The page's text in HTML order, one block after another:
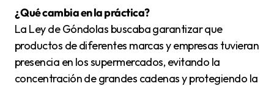
¿Qué cambia en la práctica?
La Ley de Góndolas buscaba garantizar que
productos de diferentes marcas y empresas tuvieran
presencia en los supermercados, evitando la
concentración de grandes cadenas y protegiendo la